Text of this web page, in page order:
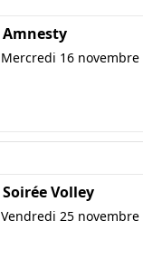
Amnesty
Mercredi 16 novembre
Soirée Volley
Vendredi 25 novembre